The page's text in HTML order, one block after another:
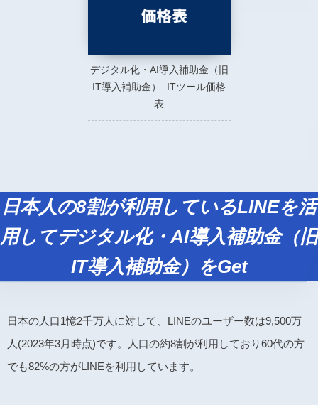
デジタル化・AI導入補助金（旧
IT導入補助金）_ITツール価格
表
日本人の8割が利用しているLINEを活
用してデジタル化・AI導入補助金（旧
IT導入補助金）をGet
日本の人口1憶2千万人に対して、LINEのユーザー数は9,500万
人(2023年3月時点)です。人口の約8割が利用しており60代の方
でも82%の方がLINEを利用しています。